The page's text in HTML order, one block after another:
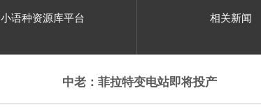
小语种资源库平台 相关新闻
中老：菲拉特变电站即将投产